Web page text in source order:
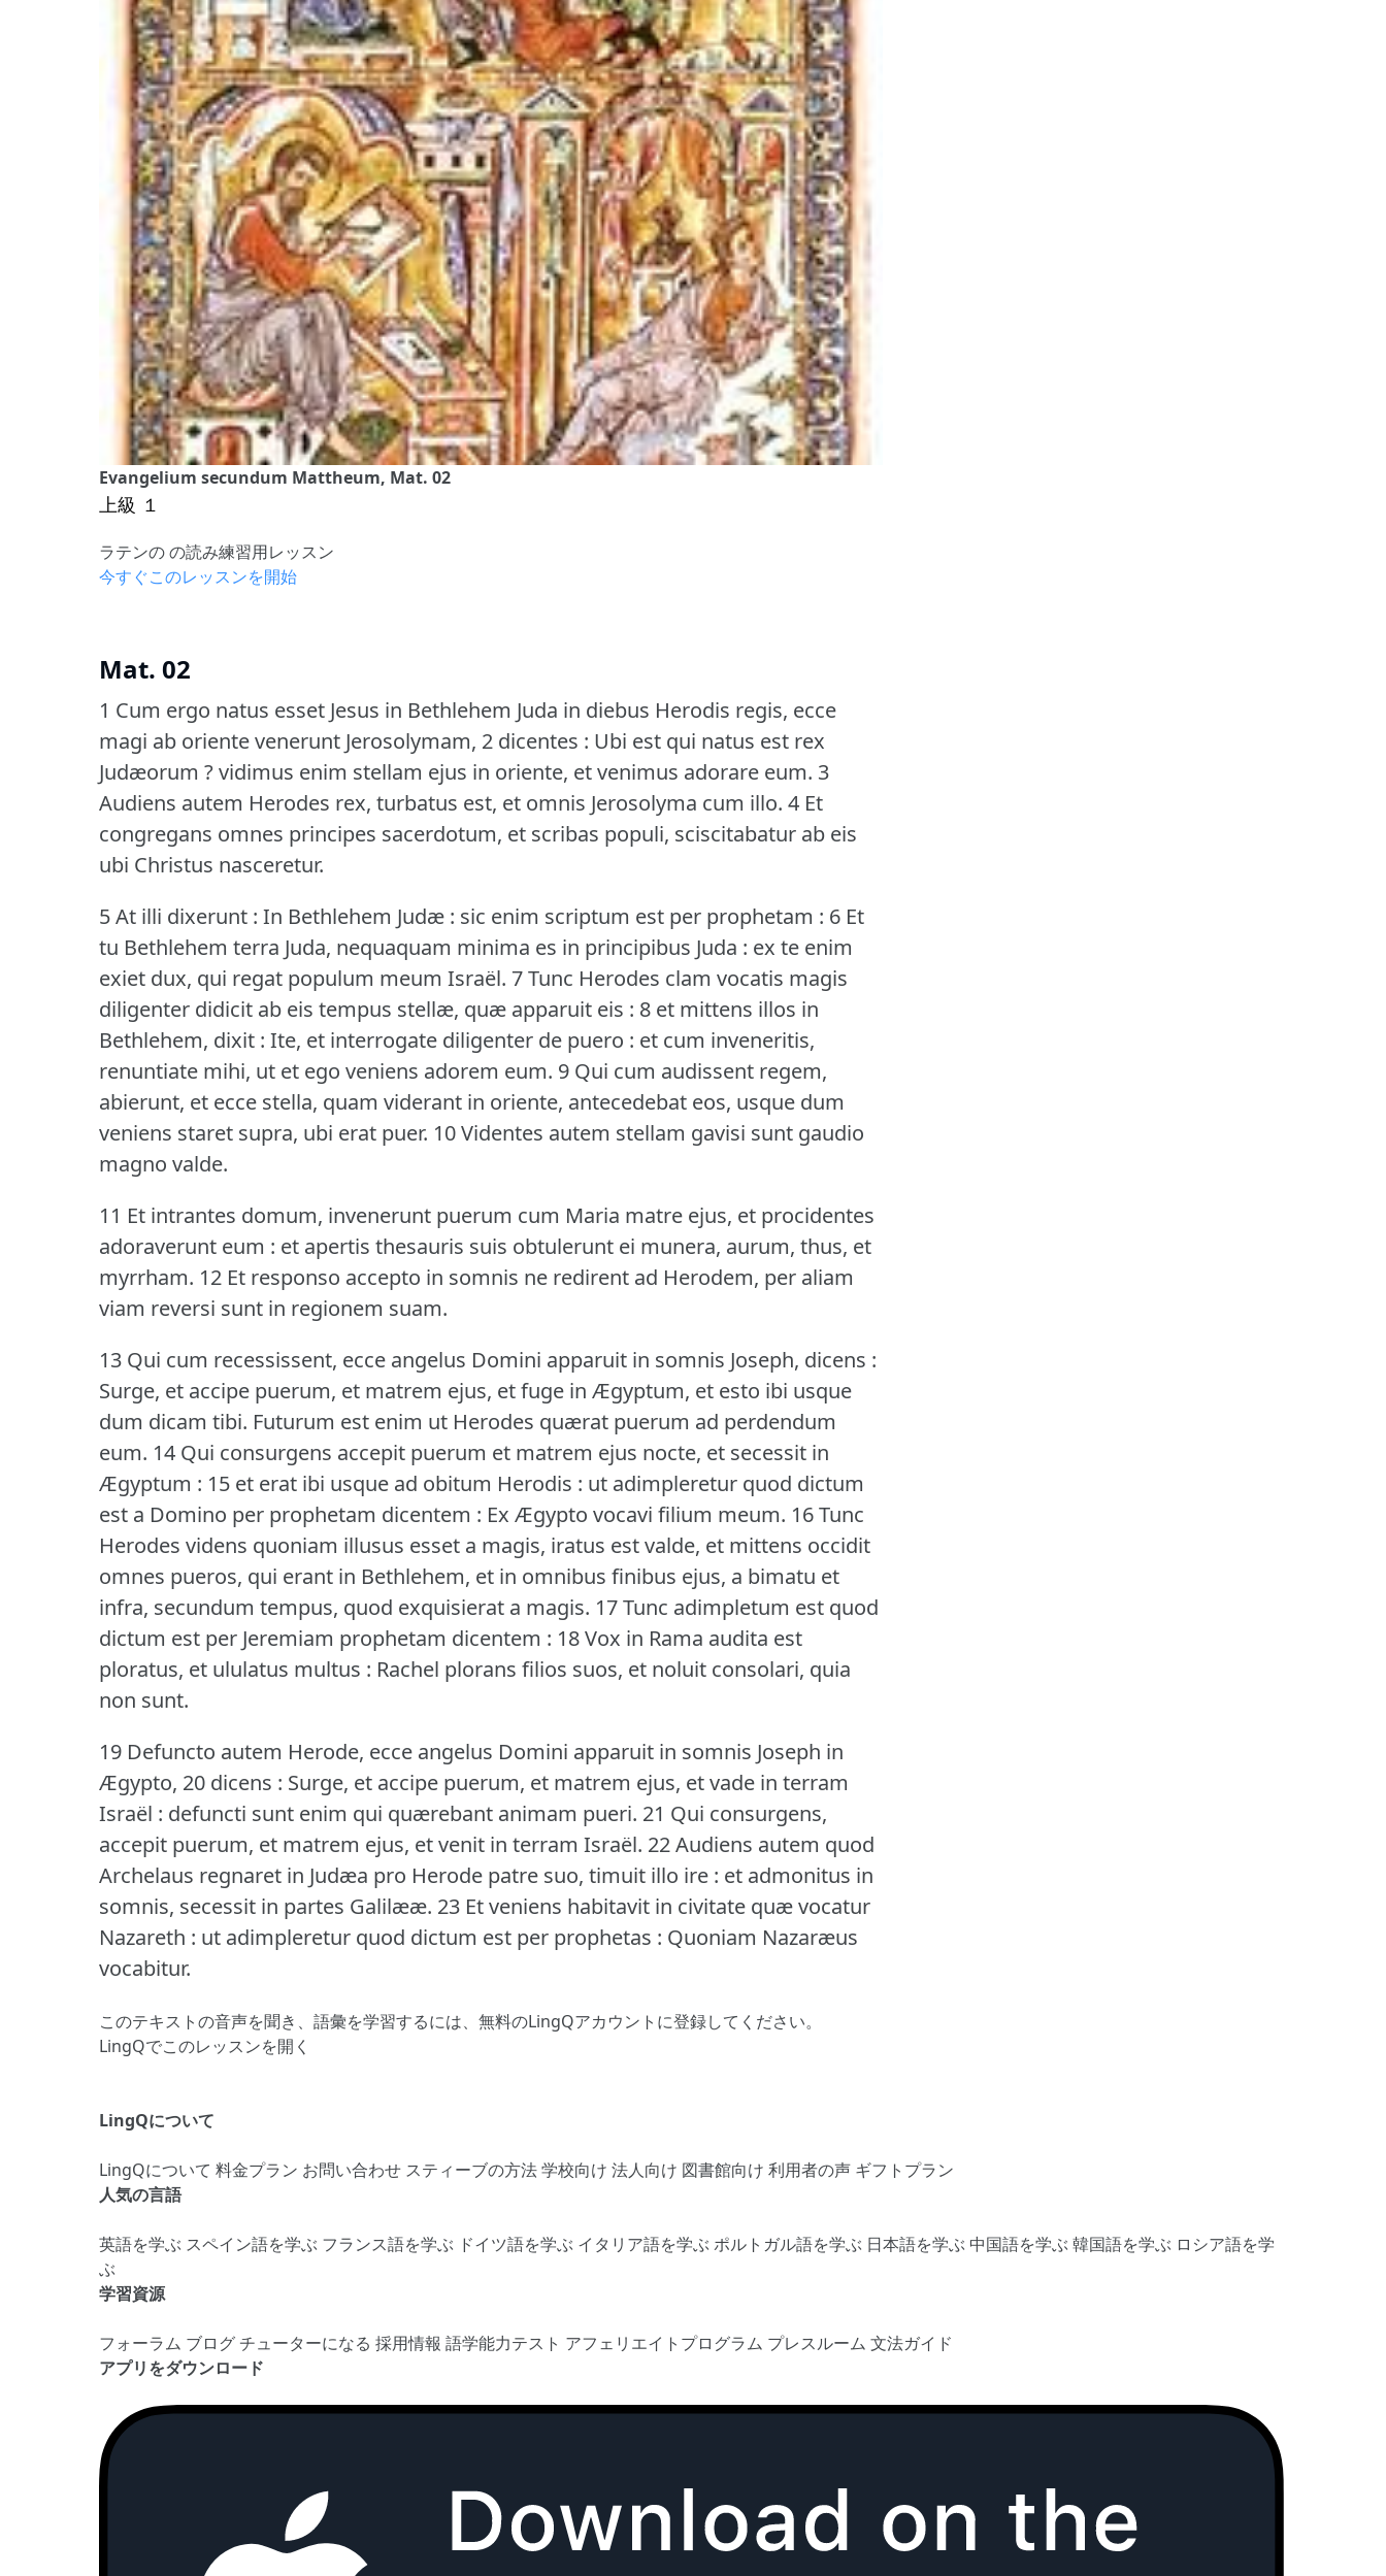
Evangelium secundum Mattheum, Mat. 02
上級 １
ラテンの の読み練習用レッスン
今すぐこのレッスンを開始
Mat. 02
1 Cum ergo natus esset Jesus in Bethlehem Juda in diebus Herodis regis, ecce
magi ab oriente venerunt Jerosolymam, 2 dicentes : Ubi est qui natus est rex
Judæorum ?vidimus enim stellam ejus in oriente, et venimus adorare eum. 3
Audiens autem Herodes rex, turbatus est, et omnis Jerosolyma cum illo. 4 Et
congregans omnes principes sacerdotum, et scribas populi, sciscitabatur ab eis
ubi Christus nasceretur.
5 At illi dixerunt : In Bethlehem Judæ : sic enim scriptum est per prophetam : 6 Et
tu Bethlehem terra Juda, nequaquam minima es in principibus Juda : ex te enim
exiet dux, qui regat populum meum Israël. 7 Tunc Herodes clam vocatis magis
diligenter didicit ab eis tempus stellæ, quæ apparuit eis : 8 et mittens illos in
Bethlehem, dixit : Ite, et interrogate diligenter de puero : et cum inveneritis,
renuntiate mihi, ut et ego veniens adorem eum. 9 Qui cum audissent regem,
abierunt, et ecce stella, quam viderant in oriente, antecedebat eos, usque dum
veniens staret supra, ubi erat puer. 10 Videntes autem stellam gavisi sunt gaudio
magno valde.
11 Et intrantes domum, invenerunt puerum cum Maria matre ejus, et procidentes
adoraverunt eum : et apertis thesauris suis obtulerunt ei munera, aurum, thus, et
myrrham. 12 Et responso accepto in somnis ne redirent ad Herodem, per aliam
viam reversi sunt in regionem suam.
13 Qui cum recessissent, ecce angelus Domini apparuit in somnis Joseph, dicens :
Surge, et accipe puerum, et matrem ejus, et fuge in Ægyptum, et esto ibi usque
dum dicam tibi. Futurum est enim ut Herodes quærat puerum ad perdendum
eum. 14 Qui consurgens accepit puerum et matrem ejus nocte, et secessit in
Ægyptum : 15 et erat ibi usque ad obitum Herodis : ut adimpleretur quod dictum
est a Domino per prophetam dicentem : Ex Ægypto vocavi filium meum. 16 Tunc
Herodes videns quoniam illusus esset a magis, iratus est valde, et mittens occidit
omnes pueros, qui erant in Bethlehem, et in omnibus finibus ejus, a bimatu et
infra, secundum tempus, quod exquisierat a magis. 17 Tunc adimpletum est quod
dictum est per Jeremiam prophetam dicentem : 18 Vox in Rama audita est
ploratus, et ululatus multus : Rachel plorans filios suos, et noluit consolari, quia
non sunt.
19 Defuncto autem Herode, ecce angelus Domini apparuit in somnis Joseph in
Ægypto, 20 dicens : Surge, et accipe puerum, et matrem ejus, et vade in terram
Israël : defuncti sunt enim qui quærebant animam pueri. 21 Qui consurgens,
accepit puerum, et matrem ejus, et venit in terram Israël. 22 Audiens autem quod
Archelaus regnaret in Judæa pro Herode patre suo, timuit illo ire : et admonitus in
somnis, secessit in partes Galilææ. 23 Et veniens habitavit in civitate quæ vocatur
Nazareth : ut adimpleretur quod dictum est per prophetas : Quoniam Nazaræus
vocabitur.
このテキストの音声を聞き、語彙を学習するには、 無料のLingQアカウントに登録してください。
LingQでこのレッスンを開く
LingQについて
LingQについて 料金プラン お問い合わせ スティーブの方法学校向け 法人向け 図書館向け 利用者の声 ギフトプラン
人気の言語
英語を学ぶ スペイン語を学ぶ フランス語を学ぶ ドイツ語を学ぶ イタリア語を学ぶ ポルトガル語を学ぶ 日本語を学ぶ 中国語を学ぶ 韓国語を学ぶ ロシア語を学
ぶ
学習資源
フォーラム ブログチューターになる 採用情報 語学能力テスト アフェリエイトプログラム プレスルーム 文法ガイド
アプリをダウンロード